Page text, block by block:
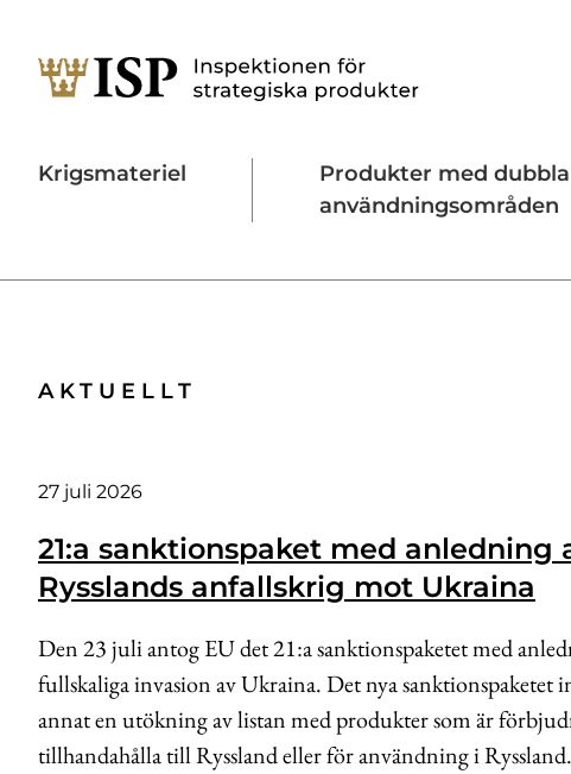
Utländska direktinvesteringar Kontakta
Krigsmateriel
Produkter med dubbla
användningsområden
AKTUELLT
27 juli 2026
21:a sanktionspaket med anledning
Rysslands anfallskrig mot Ukraina
Den 23 juli antog EU det 21:a sanktionspaketet med
fullskaliga invasion av Ukraina. Det nya sanktionspaketet
annat en utökning av listan med produkter som är
tillhandahålla till Ryssland eller för användning i